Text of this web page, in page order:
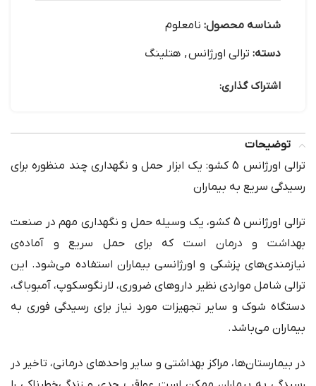
شناسه محصول: نامعلوم
دسته: ترالی اورژانس, هتلینگ
اشتراک گذاری:
توضیحات
ترالی اورژانس 5 کشو: یک ابزار حمل و نگهداری چند منظوره برای
رسیدگی سریع به بیماران
ترالی اورژانس 5 کشو، یک وسیله حمل و نگهداری مهم در صنعت
بهداشت و درمان است که برای حمل سریع و آماده‌ی
نیازمندی‌های پزشکی و اورژانسی بیماران استفاده می‌شود. این
ترالی شامل مواردی نظیر داروهای ضروری، لارنگوسکوپ، آمبوباگ،
دستگاه شوک و سایر تجهیزات مورد نیاز برای رسیدگی فوری به
بیماران می‌باشد.
در بیمارستان‌ها، مراکز بهداشتی و سایر واحدهای درمانی، تاخیر در